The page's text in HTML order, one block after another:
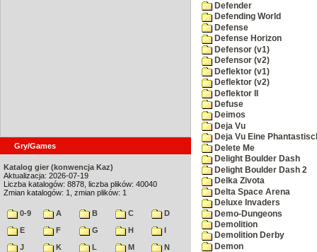
Gry/Games
Katalog gier (konwencja Kaz)
Aktualizacja: 2026-07-19
Liczba katalogów: 8878, liczba plików: 40040
Zmian katalogów: 1, zmian plików: 1
0-9 A B C
D
E
F G H
I
J
K L M
N
Defender
Defending World
Defense
Defense Horizon
Defensor (v1)
Defensor (v2)
Deflektor (v1)
Deflektor (v2)
Deflektor II
Defuse
Deimos
Deja Vu
Deja Vu Eine
Delete Me
Delight Boulder Dash
Delight Boulder Dash 2
Delka Zivota
Delta Space Arena
Deluxe Invaders
Demo-Dungeons
Demolition
Demolition Derby
Demon